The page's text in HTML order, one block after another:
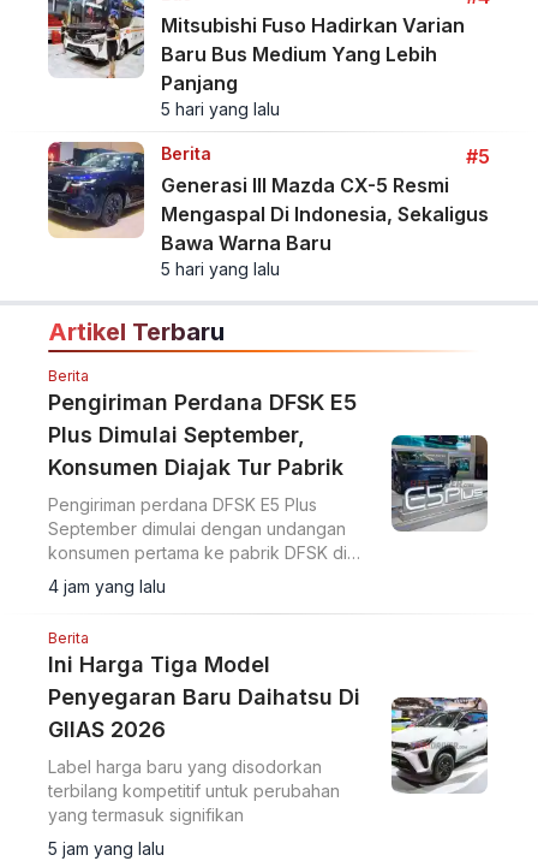
Mitsubishi Fuso Hadirkan Varian
Baru Bus Medium Yang Lebih
Panjang
5 hari yang lalu
Berita
#5
Generasi III Mazda CX-5 Resmi
Mengaspal Di Indonesia, Sekaligus
Bawa Warna Baru
5 hari yang lalu
Artikel Terbaru
Berita
Pengiriman Perdana DFSK E5
Plus Dimulai September,
Konsumen Diajak Tur Pabrik
Pengiriman perdana DFSK E5 Plus
September dimulai dengan undangan
konsumen pertama ke pabrik DFSK di
Cikande untuk melihat proses produksi
PHEV.
4 jam yang lalu
Berita
Ini Harga Tiga Model
Penyegaran Baru Daihatsu Di
GIIAS 2026
Label harga baru yang disodorkan
terbilang kompetitif untuk perubahan
yang termasuk signifikan
5 jam yang lalu